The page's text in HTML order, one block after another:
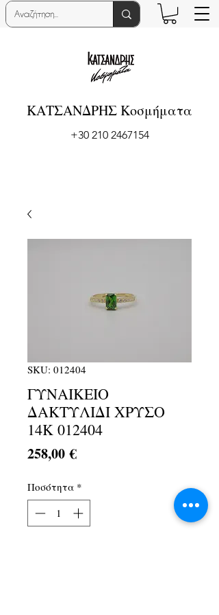
ΚΑΤΣΑΝΔΡΗΣ Κοσμήματα
+30 210 2467154
SKU: 012404
ΓΥΝΑΙΚΕΙΟ
ΔΑΚΤΥΛΙΔΙ ΧΡΥΣΟ
14Κ 012404
258,00 €Τιμή
Ποσότητα *